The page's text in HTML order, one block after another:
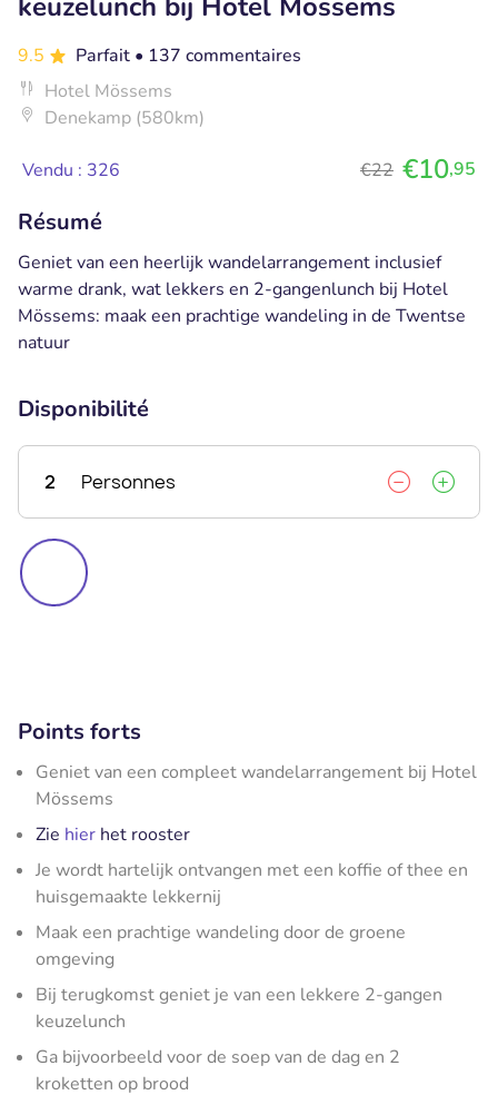
9.5 Parfait • 137 commentaires
Hotel Mössems
Denekamp (580km)
Vendu : 326 €22 €10,95
Résumé
Geniet van een heerlijk wandelarrangement inclusief
warme drank, wat lekkers en 2-gangenlunch bij Hotel
Mössems: maak een prachtige wandeling in de Twentse
natuur
Disponibilité
2 Personnes
Points forts
Geniet van een compleet wandelarrangement bij Hotel
Mössems
Zie hier het rooster
Je wordt hartelijk ontvangen met een koffie of thee en
huisgemaakte lekkernij
Maak een prachtige wandeling door de groene
omgeving
Bij terugkomst geniet je van een lekkere 2-gangen
keuzelunch
Ga bijvoorbeeld voor de soep van de dag en 2
kroketten op brood